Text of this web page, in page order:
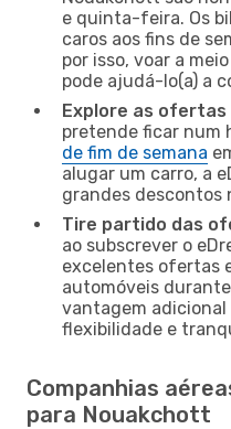
e quinta-feira. Os
caros aos fins de
por isso, voar a
pode ajudá-lo(a) a
Explore as
pretende ficar num
de fim de semana
alugar um carro, a
grandes descontos
Tire partido das
ao subscrever o
excelentes ofertas
automóveis
vantagem adicional
flexibilidade e
Companhias
para Nouakchott